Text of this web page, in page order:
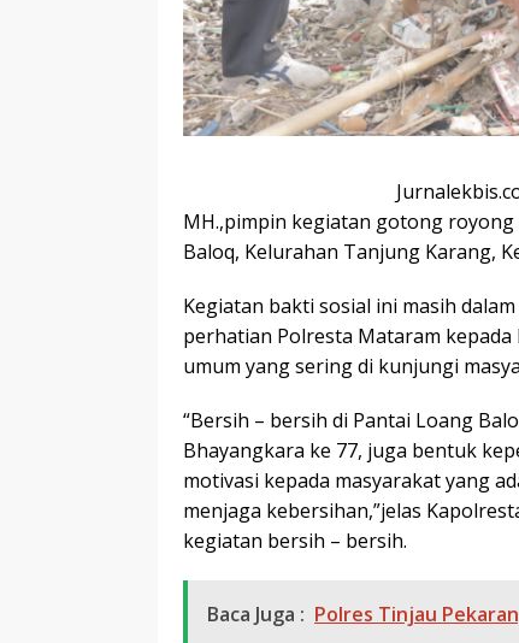
MH.,pimpin kegiatan gotong
Baloq, Kelurahan Tanjung Karang,
Kegiatan bakti sosial ini masih
perhatian Polresta Mataram
umum yang sering di kunjungi
“Bersih – bersih di Pantai Loang
Bhayangkara ke 77, juga bentuk
motivasi kepada masyarakat yang
menjaga kebersihan,”jelas
kegiatan bersih – bersih.
Baca Juga : Polres Tinjau